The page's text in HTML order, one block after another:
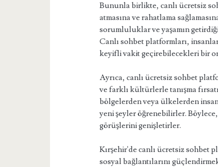
Bununla birlikte, canlı ücretsiz
atmasına ve rahatlama
sorumluluklar ve yaşamın
Canlı sohbet platformları,
keyifli vakit geçirebilecekleri bir
Ayrıca, canlı ücretsiz sohbet
ve farklı kültürlerle tanışma
bölgelerden veya ülkelerden
yeni şeyler öğrenebilirler.
görüşlerini genişletirler.
Kırşehir'de canlı ücretsiz sohbet
sosyal bağlantılarını